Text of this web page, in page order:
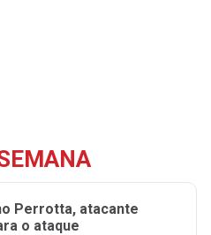
Perrotta, atacante
o ataque